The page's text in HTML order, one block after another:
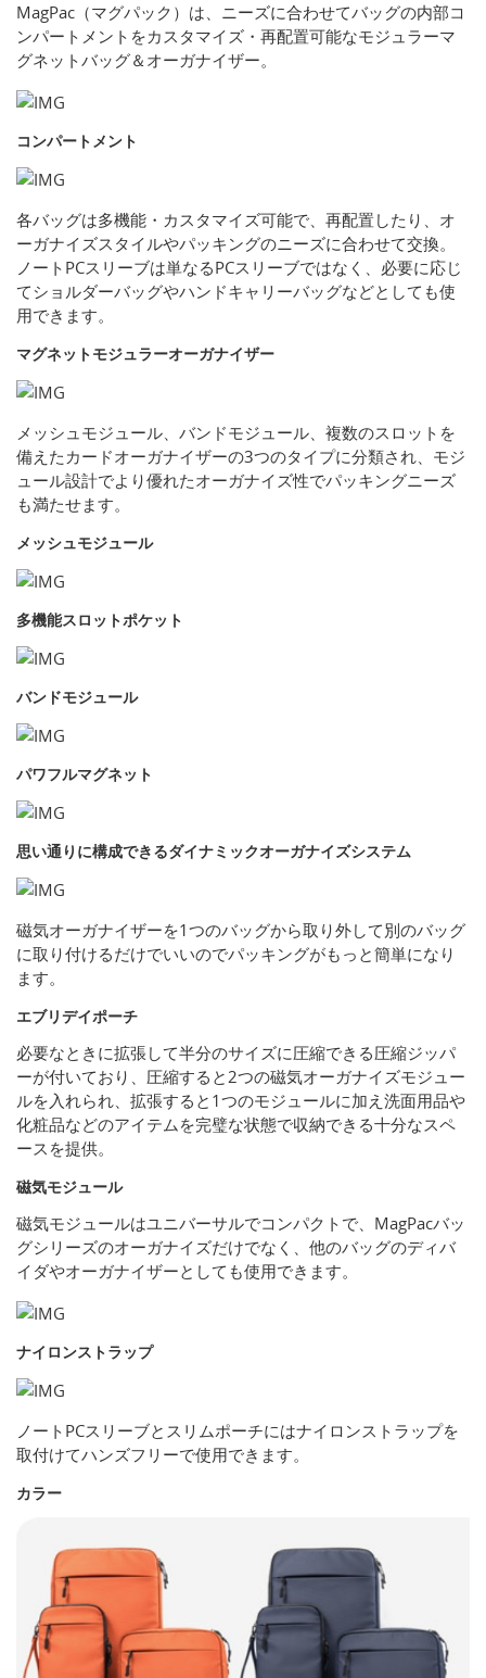
MagPac（マグパック）は、ニーズに合わせてバッグの内部コ
ンパートメントをカスタマイズ・再配置可能なモジュラーマ
グネットバッグ＆オーガナイザー。
コンパートメント
各バッグは多機能・カスタマイズ可能で、再配置したり、オ
ーガナイズスタイルやパッキングのニーズに合わせて交換。
ノートPCスリーブは単なるPCスリーブではなく、必要に応じ
てショルダーバッグやハンドキャリーバッグなどとしても使
用できます。
マグネットモジュラーオーガナイザー
メッシュモジュール、バンドモジュール、複数のスロットを
備えたカードオーガナイザーの3つのタイプに分類され、モジ
ュール設計でより優れたオーガナイズ性でパッキングニーズ
も満たせます。
メッシュモジュール
多機能スロットポケット
バンドモジュール
パワフルマグネット
思い通りに構成できるダイナミックオーガナイズシステム
磁気オーガナイザーを1つのバッグから取り外して別のバッグ
に取り付けるだけでいいのでパッキングがもっと簡単になり
ます。
エブリデイポーチ
必要なときに拡張して半分のサイズに圧縮できる圧縮ジッパ
ーが付いており、圧縮すると2つの磁気オーガナイズモジュー
ルを入れられ、拡張すると1つのモジュールに加え洗面用品や
化粧品などのアイテムを完璧な状態で収納できる十分なスペ
ースを提供。
磁気モジュール
磁気モジュールはユニバーサルでコンパクトで、MagPacバッ
グシリーズのオーガナイズだけでなく、他のバッグのディバ
イダやオーガナイザーとしても使用できます。
ナイロンストラップ
ノートPCスリーブとスリムポーチにはナイロンストラップを
取付けてハンズフリーで使用できます。
カラー